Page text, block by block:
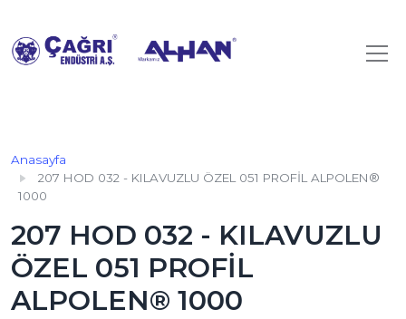
Anasayfa
207 HOD 032 - KILAVUZLU ÖZEL 051 PROFİL ALPOLEN®
1000
207 HOD 032 - KILAVUZLU
ÖZEL 051 PROFİL
ALPOLEN® 1000